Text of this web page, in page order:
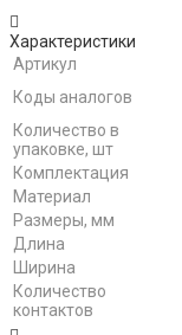
Характеристики
Артикул
Коды аналогов
Количество в
упаковке, шт
Комплектация
Материал
Размеры, мм
Длина
Ширина
Количество
контактов